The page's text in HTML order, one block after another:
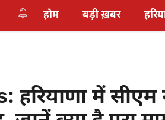
होम बड़ी ख़बर
हरियाणा में